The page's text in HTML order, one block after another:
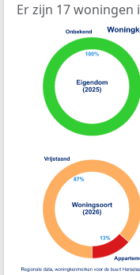
Er zijn 17